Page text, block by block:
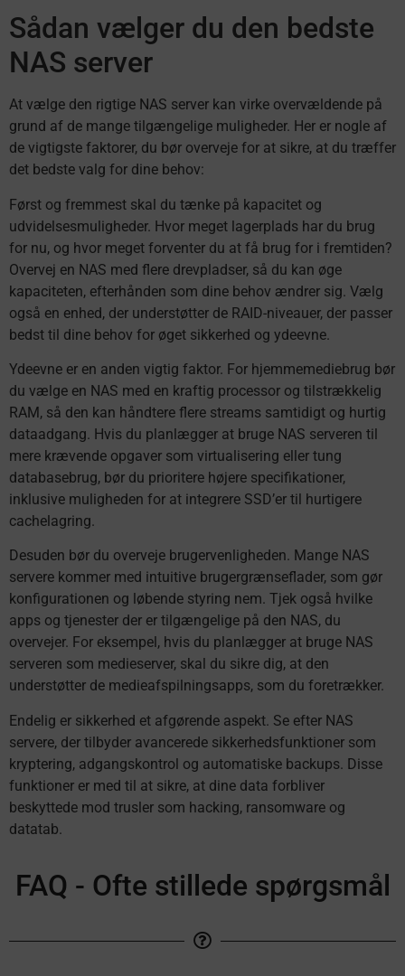
Sådan vælger du den bedste
NAS server
At vælge den rigtige NAS server kan virke overvældende på
grund af de mange tilgængelige muligheder. Her er nogle af
de vigtigste faktorer, du bør overveje for at sikre, at du træffer
det bedste valg for dine behov:
Først og fremmest skal du tænke på kapacitet og
udvidelsesmuligheder. Hvor meget lagerplads har du brug
for nu, og hvor meget forventer du at få brug for i fremtiden?
Overvej en NAS med flere drevpladser, så du kan øge
kapaciteten, efterhånden som dine behov ændrer sig. Vælg
også en enhed, der understøtter de RAID-niveauer, der passer
bedst til dine behov for øget sikkerhed og ydeevne.
Ydeevne er en anden vigtig faktor. For hjemmemediebrug bør
du vælge en NAS med en kraftig processor og tilstrækkelig
RAM, så den kan håndtere flere streams samtidigt og hurtig
dataadgang. Hvis du planlægger at bruge NAS serveren til
mere krævende opgaver som virtualisering eller tung
databasebrug, bør du prioritere højere specifikationer,
inklusive muligheden for at integrere SSD’er til hurtigere
cachelagring.
Desuden bør du overveje brugervenligheden. Mange NAS
servere kommer med intuitive brugergrænseflader, som gør
konfigurationen og løbende styring nem. Tjek også hvilke
apps og tjenester der er tilgængelige på den NAS, du
overvejer. For eksempel, hvis du planlægger at bruge NAS
serveren som medieserver, skal du sikre dig, at den
understøtter de medieafspilningsapps, som du foretrækker.
Endelig er sikkerhed et afgørende aspekt. Se efter NAS
servere, der tilbyder avancerede sikkerhedsfunktioner som
kryptering, adgangskontrol og automatiske backups. Disse
funktioner er med til at sikre, at dine data forbliver
beskyttede mod trusler som hacking, ransomware og
datatab.
FAQ - Ofte stillede spørgsmål